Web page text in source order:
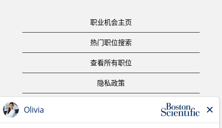
职业机会主页
热门职位搜索
查看所有职位
隐私政策
版权声明